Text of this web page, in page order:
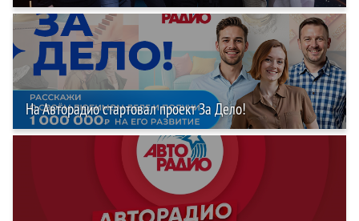
На Авторадио стартовал проект За Дело!